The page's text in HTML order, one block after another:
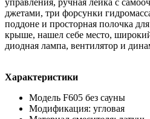
джетами, три форсунки
поддоне и просторная полочка
крыше, нашел себе место,
диодная лампа, вентилятор и
Характеристики
Модель F605 без сауны
Модификация: угловая